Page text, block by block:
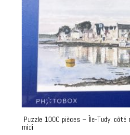
Puzzle 1000 pièces – Île-Tudy, côté
midi